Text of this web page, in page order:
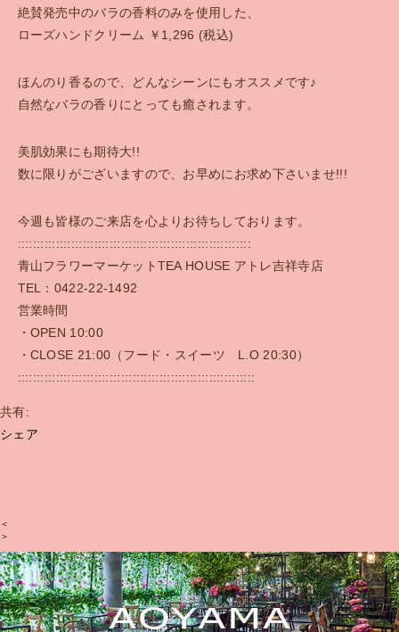
絶賛発売中のバラの香料のみを使用した、
ローズハンドクリーム ￥1,296 (税込)
ほんのり香るので、どんなシーンにもオススメです♪
自然なバラの香りにとっても癒されます。
美肌効果にも期待大!!
数に限りがございますので、お早めにお求め下さいませ!!!
今週も皆様のご来店を心よりお待ちしております。
:::::::::::::::::::::::::::::::::::::::::::::::::::::::::::::
青山フラワーマーケットTEA HOUSE アトレ吉祥寺店
TEL：0422-22-1492
営業時間
・OPEN 10:00
・CLOSE 21:00（フード・スイーツ L.O 20:30）
::::::::::::::::::::::::::::::::::::::::::::::::::::::::::::::
共有:
シェア
＜
＞